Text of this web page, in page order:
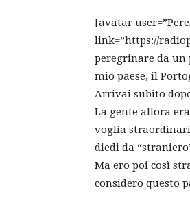
[avatar
link=”https://
peregrinare da un
mio paese, il
Arrivai subito
La gente allora
voglia
diedi da
Ma ero poi così
considero questo